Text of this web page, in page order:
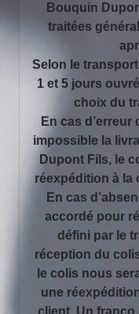
Bouquin
traitées
Selon le
1 et 5 jours
choix du
En cas
impossible la
Dupont Fils, le
réexpédition à la
En cas
accordé pour
défini par le
réception du
le colis nous
une
client. Un franco